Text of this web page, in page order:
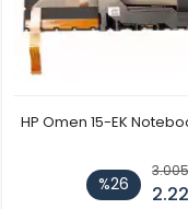
HP Omen 15-EK
%26